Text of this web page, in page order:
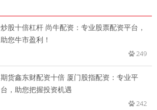
炒股十倍杠杆 尚牛配资：专业股票配资平台，
助您牛市盈利！
249
期货鑫东财配资十倍 厦门股指配资：专业平
台，助您把握投资机遇
242